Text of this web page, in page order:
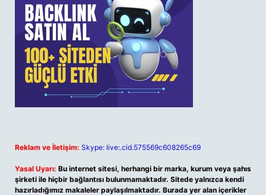
Reklam ve İletişim: Skype: live:.cid.575569c608265c69
Yasal Uyarı: Bu internet sitesi, herhangi bir marka, kurum veya şahıs
şirketi ile hiçbir bağlantısı bulunmamaktadır. Sitede yalnızca kendi
hazırladığımız makaleler paylaşılmaktadır. Burada yer alan içerikler